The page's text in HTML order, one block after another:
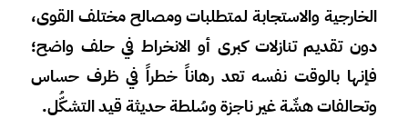
الخارجية والاستجابة لمتطلبات ومصالح مختلف القوى،
دون تقديم تنازلات كبرى أو الانخراط في حلف واضح؛
فإنها بالوقت نفسه تعد رهاناً خطراً في ظرف حساس
وتحالفات هشّة غير ناجزة وسُلطة حديثة قيد التشكُّل.